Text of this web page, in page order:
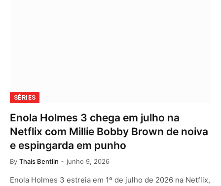
SÉRIES
Enola Holmes 3 chega em julho na
Netflix com Millie Bobby Brown de noiva
e espingarda em punho
By Thais Bentlin junho 9, 2026
Enola Holmes 3 estreia em 1º de julho de 2026 na Netflix,